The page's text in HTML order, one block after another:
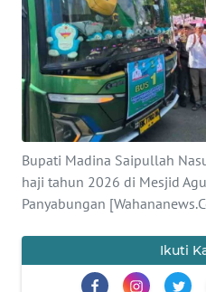
Bupati Madina Saipullah
haji tahun 2026 di Mesjid
Panyabungan
Ikuti
BERITA
KONTAK
KAMI
INFO
IKLAN
TENTANG
KAMI